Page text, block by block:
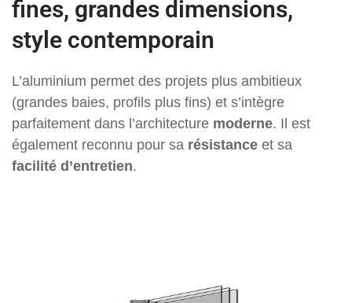
fines, grandes dimensions,
style contemporain
L’aluminium permet des projets plus ambitieux
(grandes baies, profils plus fins) et s’intègre
parfaitement dans l’architecture moderne. Il est
également reconnu pour sa résistance et sa
facilité d’entretien.